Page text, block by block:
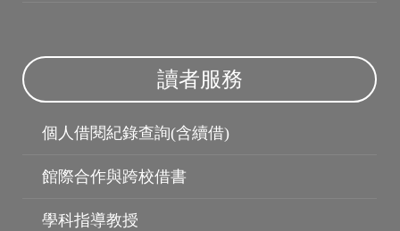
讀者服務
個人借閱紀錄查詢(含續借)
館際合作與跨校借書
學科指導教授